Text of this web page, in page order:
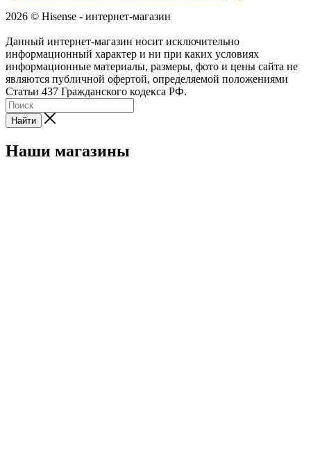
2026 © Hisense - интернет-магазин
Данный интернет-магазин носит исключительно
информационный характер и ни при каких условиях
информационные материалы, размеры, фото и цены сайта не
являются публичной офертой, определяемой положениями
Статьи 437 Гражданского кодекса РФ.
Найти
Наши магазины